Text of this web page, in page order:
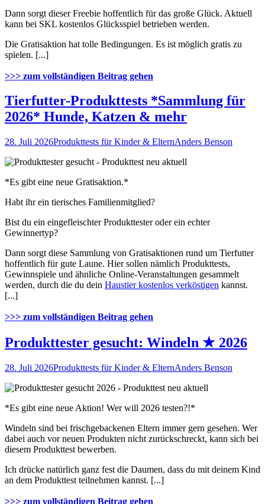
Dann sorgt dieser Freebie hoffentlich für das große Glück. Aktuell
kann bei SKL kostenlos Glücksspiel betrieben werden.
Die Gratisaktion hat tolle Bedingungen. Es ist möglich gratis zu
spielen. [...]
>>> zum vollständigen Beitrag gehen
Tierfutter-Produkttests *Sammlung für
2026* Hunde, Katzen & mehr
28. Juli 2026Produkttests für Kinder & ElternAnders Benson
*Es gibt eine neue Gratisaktion.*
Habt ihr ein tierisches Familienmitglied?
Bist du ein eingefleischter Produkttester oder ein echter
Gewinnertyp?
Dann sorgt diese Sammlung von Gratisaktionen rund um Tierfutter
hoffentlich für gute Laune. Hier sollen nämlich Produkttests,
Gewinnspiele und ähnliche Online-Veranstaltungen gesammelt
werden, durch die du dein Haustier kostenlos verköstigen kannst.
[...]
>>> zum vollständigen Beitrag gehen
Produkttester gesucht: Windeln ★ 2026
28. Juli 2026Produkttests für Kinder & ElternAnders Benson
*Es gibt eine neue Aktion! Wer will 2026 testen?!*
Windeln sind bei frischgebackenen Eltern immer gern gesehen. Wer
dabei auch vor neuen Produkten nicht zurückschreckt, kann sich bei
diesem Produkttest bewerben.
Ich drücke natürlich ganz fest die Daumen, dass du mit deinem Kind
an dem Produkttest teilnehmen kannst. [...]
>>> zum vollständigen Beitrag gehen